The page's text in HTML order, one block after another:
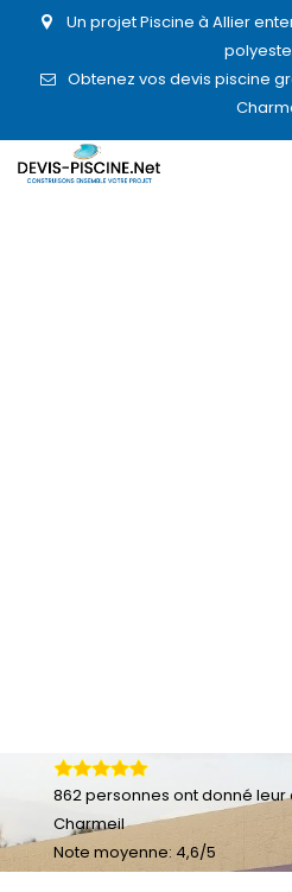
Un projet Piscine à Allier
Obtenez vos devis piscine
862personnes ont donné leur
Charmeil
Note moyenne: 4,6/5